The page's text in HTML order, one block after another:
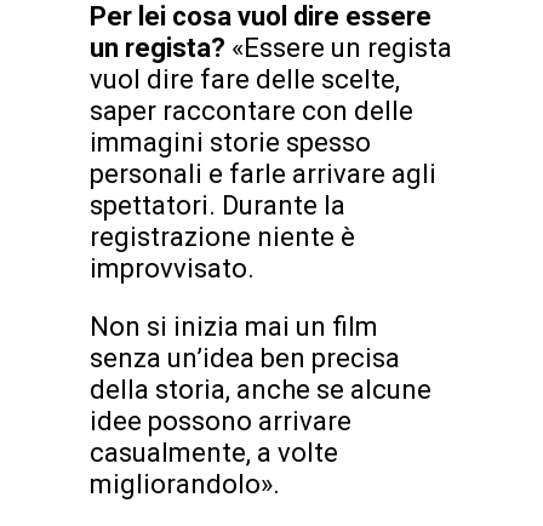
Per lei cosa vuol dire essere
un regista? «Essere un regista
vuol dire fare delle scelte,
saper raccontare con delle
immagini storie spesso
personali e farle arrivare agli
spettatori. Durante la
registrazione niente è
improvvisato.
Non si inizia mai un film
senza un’idea ben precisa
della storia, anche se alcune
idee possono arrivare
casualmente, a volte
migliorandolo».